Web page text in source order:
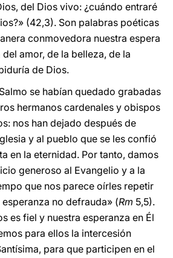
del Dios vivo: ¿cuándo entraré
(42,3). Son palabras poéticas
conmovedora nuestra espera
amor, de la belleza, de la
de Dios.
se habían quedado grabadas
hermanos cardenales y obispos
nos han dejado después de
y al pueblo que se les confió
en la eternidad. Por tanto, damos
generoso al Evangelio y a la
que nos parece oírles repetir
no defrauda» (Rm 5,5).
es fiel y nuestra esperanza en Él
para ellos la intercesión
para que participen en el